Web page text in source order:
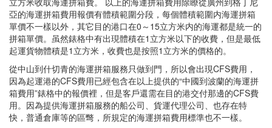
亞的海運拼箱費用報價有體積範圍分段，每個體積範圍内海運拼箱
單價不一樣以外，其它目的港口在0～15立方米内的海運都是統一的
拼箱單價。虽然錶格中有出現體積在1立方米以下的收費，但是最低
起運貨物體積是1立方米，收費也是按照1立方米的價格的。
從中山到什切青的海運拼箱服務只做到門，所以會出現CFS費用，
因為起運港的CFS費用已經包含在以上提供的“中國到波蘭的海運拼
箱費用”錶格中的報價裡，但是客戶還需在目的港交付那邊的CFS費
用。因為提供海運拼箱服務的船公司、貨運代理公司、也存在特
快，普通倉庫等的區彆，所規定的海運拼箱費用標準也不一樣。